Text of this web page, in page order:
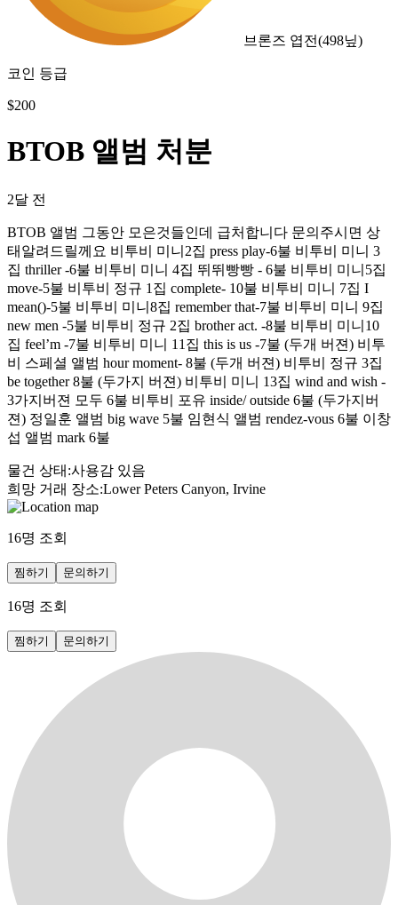
브론즈 엽전(498닢)
코인 등급
$200
BTOB 앨범 처분
2달 전
BTOB 앨범 그동안 모은것들인데 급처합니다 문의주시면 상
태알려드릴께요 비투비 미니2집 press play-6불 비투비 미니 3
집 thriller -6불 비투비 미니 4집 뛰뛰빵빵 - 6불 비투비 미니5집
move-5불 비투비 정규 1집 complete- 10불 비투비 미니 7집 I
mean()-5불 비투비 미니8집 remember that-7불 비투비 미니 9집
new men -5불 비투비 정규 2집 brother act. -8불 비투비 미니10
집 feel’m -7불 비투비 미니 11집 this is us -7불 (두개 버젼) 비투
비 스페셜 앨범 hour moment- 8불 (두개 버젼) 비투비 정규 3집
be together 8불 (두가지 버젼) 비투비 미니 13집 wind and wish -
3가지버젼 모두 6불 비투비 포유 inside/ outside 6불 (두가지버
젼) 정일훈 앨범 big wave 5불 임현식 앨범 rendez-vous 6불 이창
섭 앨범 mark 6불
물건 상태 :사용감 있음
희망 거래 장소:Lower Peters Canyon, Irvine
16명 조회
찜하기 문의하기
16명 조회
찜하기 문의하기